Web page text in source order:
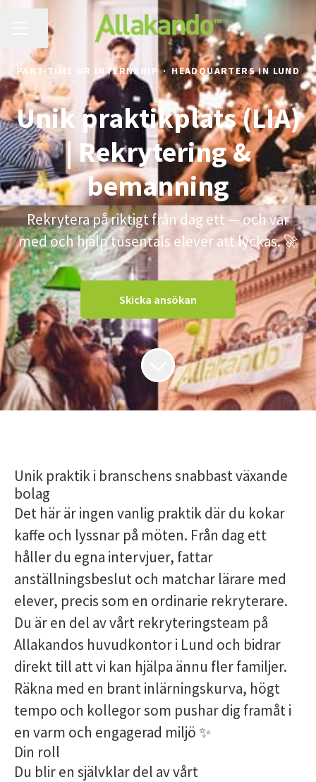
CAREER MENU
Share page
PART-TIME OR INTERNSHIP · HEADQUARTERS IN LUND
Unik praktikplats (LIA)
| Rekrytering &
bemanning
Rekrytera på riktigt från dag ett — och var
med och hjälp tusentals elever att lyckas. 🚀
Skicka ansökan
Unik praktik i branschens snabbast växande
bolag
Det här är ingen vanlig praktik där du kokar
kaffe och lyssnar på möten. Från dag ett
håller du egna intervjuer, fattar
anställningsbeslut och matchar lärare med
elever, precis som en ordinarie rekryterare.
Du är en del av vårt rekryteringsteam på
Allakandos huvudkontor i Lund och bidrar
direkt till att vi kan hjälpa ännu fler familjer.
Räkna med en brant inlärningskurva, högt
tempo och kollegor som pushar dig framåt i
en varm och engagerad miljö ✨
Din roll
Du blir en självklar del av vårt